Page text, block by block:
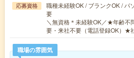
応募資格
職種未経験OK / ブランクOK / パ
要
＼無資格＊未経験OK／★年齢不
要・来社不要（電話登録OK）★
職場の雰囲気